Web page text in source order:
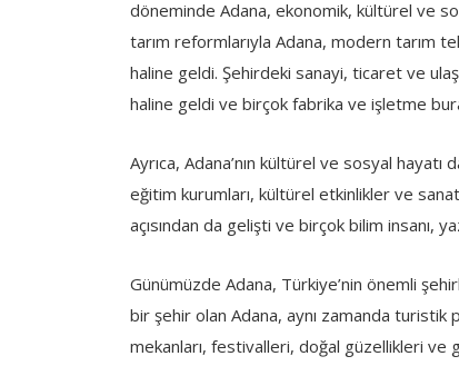
döneminde Adana, ekonomik, kültürel ve
tarım reformlarıyla Adana, modern tarım
haline geldi. Şehirdeki sanayi, ticaret ve
haline geldi ve birçok fabrika ve işletme
Ayrıca, Adana’nın kültürel ve sosyal
eğitim kurumları, kültürel etkinlikler ve
açısından da gelişti ve birçok bilim insanı,
Günümüzde Adana, Türkiye’nin önemli
bir şehir olan Adana, aynı zamanda
mekanları, festivalleri, doğal güzellikleri